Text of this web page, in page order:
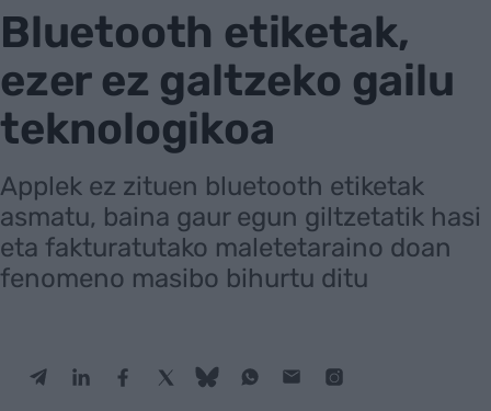
Bluetooth etiketak,
ezer ez galtzeko gailu
teknologikoa
Applek ez zituen bluetooth etiketak
asmatu, baina gaur egun giltzetatik hasi
eta fakturatutako maletetaraino doan
fenomeno masibo bihurtu ditu